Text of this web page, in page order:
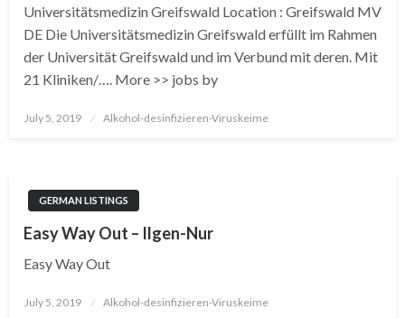
Universitätsmedizin Greifswald Location : Greifswald MV
DE Die Universitätsmedizin Greifswald erfüllt im Rahmen
der Universität Greifswald und im Verbund mit deren. Mit
21 Kliniken/…. More >> jobs by
Posted
July 5, 2019 Alkohol-desinfizieren-Viruskeime
GERMAN LISTINGS
Easy Way Out – Ilgen-Nur
Easy Way Out
Posted
July 5, 2019 Alkohol-desinfizieren-Viruskeime